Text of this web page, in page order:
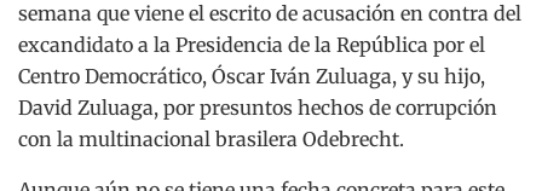
semana que viene el escrito de acusación en contra del
excandidato a la Presidencia de la República por el
Centro Democrático, Óscar Iván Zuluaga, y su hijo,
David Zuluaga, por presuntos hechos de corrupción
con la multinacional brasilera Odebrecht.